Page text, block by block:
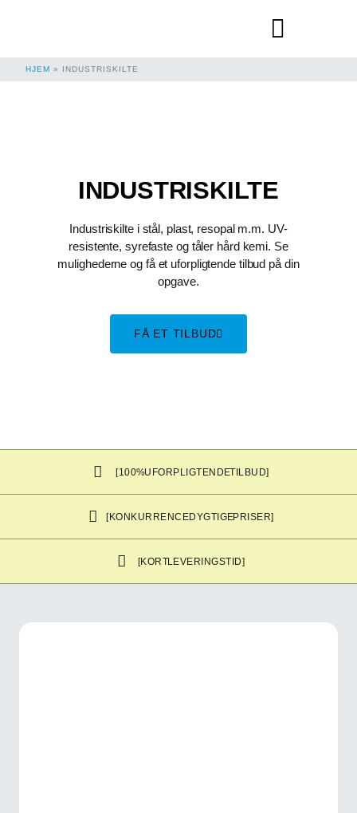
HJEM » INDUSTRISKILTE
INDUSTRISKILTE
Industriskilte i stål, plast, resopal m.m. UV-
resistente, syrefaste og tåler hård kemi. Se
mulighederne og få et uforpligtende tilbud på din
opgave.
FÅ ET TILBUD
[100% UFORPLIGTENDE TILBUD]
[KONKURRENCEDYGTIGE PRISER]
[KORT LEVERINGSTID]